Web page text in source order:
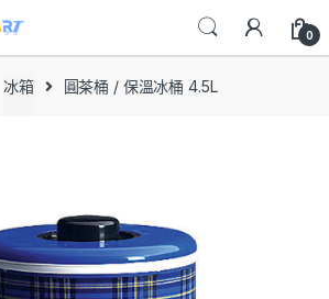
0
冰箱 圓茶桶 / 保溫冰桶 4.5L